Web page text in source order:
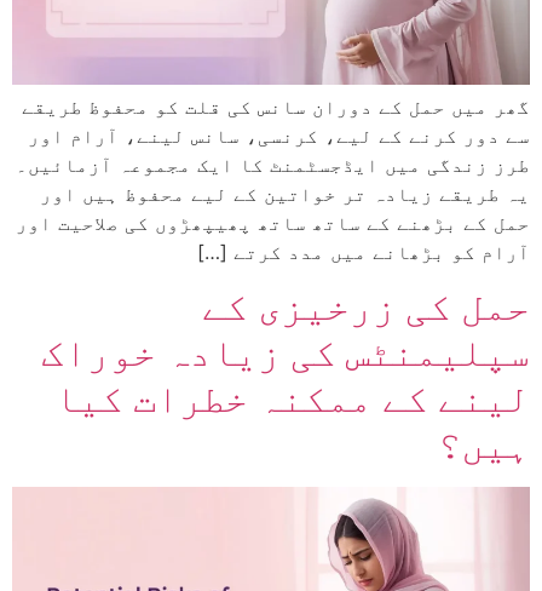
گھر میں حمل کے دوران سانس کی قلت کو محفوظ طریقے
سے دور کرنے کے لیے، کرنسی، سانس لینے، آرام اور
طرز زندگی میں ایڈجسٹمنٹ کا ایک مجموعہ آزمائیں۔
یہ طریقے زیادہ تر خواتین کے لیے محفوظ ہیں اور
حمل کے بڑھنے کے ساتھ ساتھ پھیپھڑوں کی صلاحیت اور
آرام کو بڑھانے میں مدد کرتے […]
حمل کی زرخیزی کے
سپلیمنٹس کی زیادہ خوراک
لینے کے ممکنہ خطرات کیا
ہیں؟